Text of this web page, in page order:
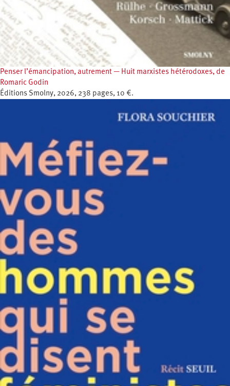
Penser l’émancipation, autrement — Huit marxistes hétérodoxes, de
Romaric Godin
Éditions Smolny, 2026, 238 pages, 10 €.